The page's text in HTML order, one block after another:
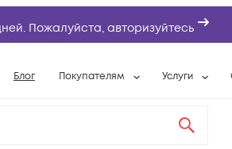
Пожалуйста, авторизуйтесь
Блог Покупателям Услуги
Системная